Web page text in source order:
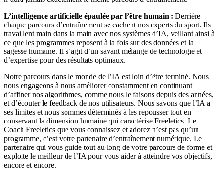
L’intelligence artificielle épaulée par l’être humain : Derrière
chaque parcours d’entraînement se cachent nos experts du sport. Ils
travaillent main dans la main avec nos systèmes d’IA, veillant ainsi à
ce que les programmes reposent à la fois sur des données et la
sagesse humaine. Il s’agit d’un savant mélange de technologie et
d’expertise pour des résultats optimaux.
Notre parcours dans le monde de l’IA est loin d’être terminé. Nous
nous engageons à nous améliorer constamment en continuant
d’affiner nos algorithmes, comme nous le faisons depuis des années,
et d’écouter le feedback de nos utilisateurs. Nous savons que l’IA a
ses limites et nous sommes déterminés à les repousser tout en
conservant la dimension humaine qui caractérise Freeletics. Le
Coach Freeletics que vous connaissez et adorez n’est pas qu’un
programme, c’est votre partenaire d’entraînement numérique. Le
partenaire qui vous guide tout au long de votre parcours de forme et
exploite le meilleur de l’IA pour vous aider à atteindre vos objectifs,
encore et encore.